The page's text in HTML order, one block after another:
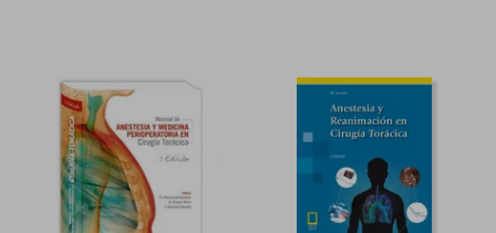
49%
dcto.
$ 486.797 40%
dcto.